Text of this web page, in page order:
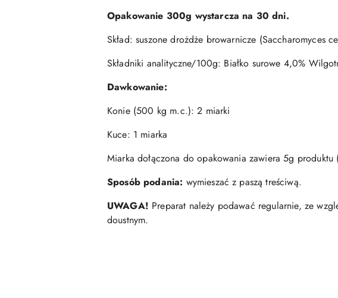
Opakowanie 300g wystarcza na 30 dni.
Skład: suszone drożdże browarnicze (Saccharomyces
Składniki analityczne/100g: Białko surowe 4,0%
Dawkowanie:
Konie (500 kg m.c.): 2 miarki
Kuce: 1 miarka
Miarka dołączona do opakowania zawiera 5g produktu
Sposób podania: wymieszać z paszą treściwą.
UWAGA! Preparat należy podawać regularnie, ze
doustnym.